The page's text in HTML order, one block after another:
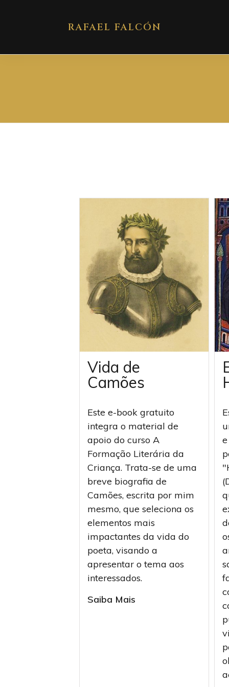
RAFAEL FALCÓN
Vida de
Camões
Este e-book gratuito
integra o material de
apoio do curso A
Formação Literária da
Criança. Trata-se de uma
breve biografia de
Camões, escrita por mim
mesmo, que seleciona os
elementos mais
impactantes da vida do
poeta, visando a
apresentar o tema aos
interessados.
Saiba Mais